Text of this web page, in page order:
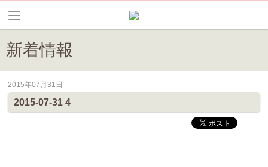
新着情報
皆野町のイベントやお祭り、花情報等の最新情報や観光協会会員情報
2015年07月31日
2015-07-31 4